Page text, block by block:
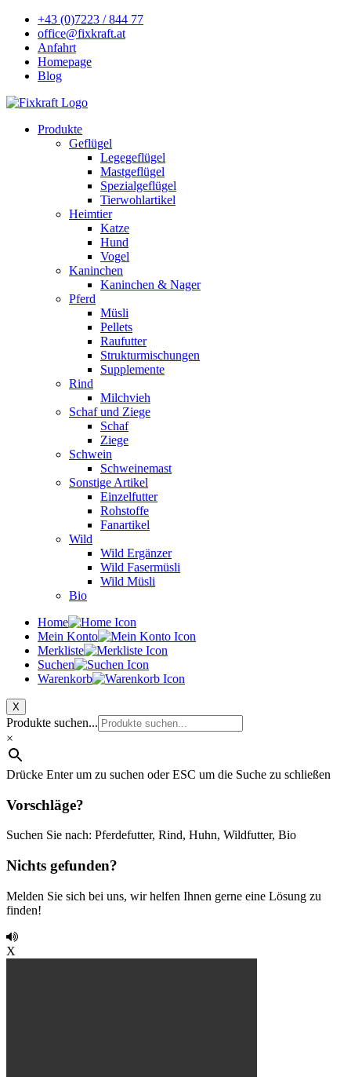
+43 (0)7223 / 844 77
office@fixkraft.at
Anfahrt
Homepage
Blog
Produkte
Geflügel
Legegeflügel
Mastgeflügel
Spezialgeflügel
Tierwohlartikel
Heimtier
Katze
Hund
Vogel
Kaninchen
Kaninchen & Nager
Pferd
Müsli
Pellets
Raufutter
Strukturmischungen
Supplemente
Rind
Milchvieh
Schaf und Ziege
Schaf
Ziege
Schwein
Schweinemast
Sonstige Artikel
Einzelfutter
Rohstoffe
Fanartikel
Wild
Wild Ergänzer
Wild Fasermüsli
Wild Müsli
Bio
Home
Mein Konto
Merkliste
Suchen
Warenkorb
X
Produkte suchen...
×
Drücke Enter um zu suchen oder ESC um die Suche zu schließen
Vorschläge?
Suchen Sie nach: Pferdefutter, Rind, Huhn, Wildfutter, Bio
Nichts gefunden?
Melden Sie sich bei uns, wir helfen Ihnen gerne eine Lösung zu
finden!
X